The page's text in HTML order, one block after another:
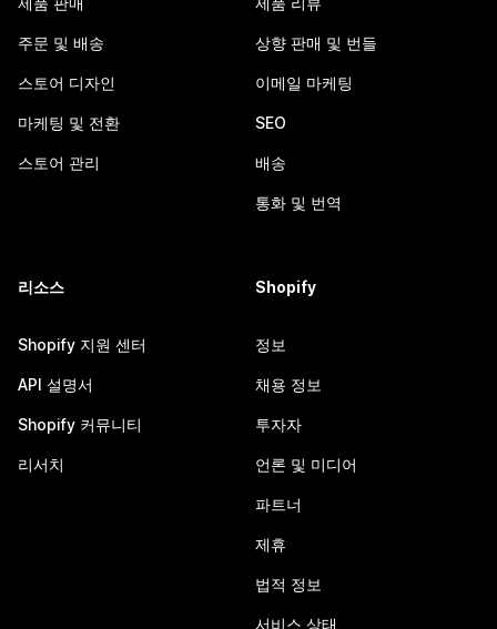
주문 및 배송
스토어 디자인
마케팅 및 전환
스토어 관리
상향 판매 및 번들
이메일 마케팅
SEO
배송
통화 및 번역
리소스
Shopify 지원 센터
API 설명서
Shopify 커뮤니티
리서치
Shopify
정보
채용 정보
투자자
언론 및 미디어
파트너
제휴
법적 정보
서비스 상태